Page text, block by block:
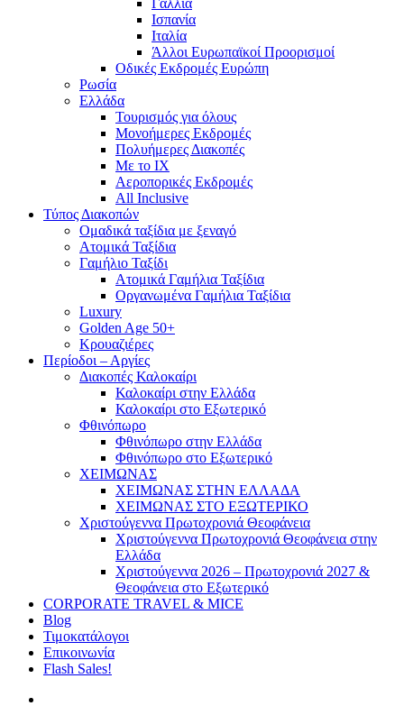
Ισπανία
Ιταλία
Άλλοι Ευρωπαϊκοί Προορισμοί
Οδικές Εκδρομές Ευρώπη
Ρωσία
Ελλάδα
Τουρισμός για όλους
Mονοήμερες Εκδρομές
Πολυήμερες Διακοπές
Με το ΙΧ
Αεροπορικές Εκδρομές
All Inclusive
Τύπος Διακοπών
Ομαδικά ταξίδια με ξεναγό
Ατομικά Ταξίδια
Γαμήλιο Ταξίδι
Ατομικά Γαμήλια Ταξίδια
Οργανωμένα Γαμήλια Ταξίδια
Luxury
Golden Age 50+
Κρουαζιέρες
Περίοδοι – Αργίες
Διακοπές Καλοκαίρι
Καλοκαίρι στην Ελλάδα
Καλοκαίρι στο Εξωτερικό
Φθινόπωρο
Φθινόπωρο στην Ελλάδα
Φθινόπωρο στο Εξωτερικό
ΧΕΙΜΩΝΑΣ
ΧΕΙΜΩΝΑΣ ΣΤΗΝ ΕΛΛΑΔΑ
ΧΕΙΜΩΝΑΣ ΣΤΟ ΕΞΩΤΕΡΙΚΟ
Χριστούγεννα Πρωτοχρονιά Θεοφάνεια
Χριστούγεννα Πρωτοχρονιά Θεοφάνεια στην
Ελλάδα
Χριστούγεννα 2026 – Πρωτοχρονιά 2027 &
Θεοφάνεια στο Εξωτερικό
CORPORATE TRAVEL & MICE
Blog
Τιμοκατάλογοι
Επικοινωνία
Flash Sales!